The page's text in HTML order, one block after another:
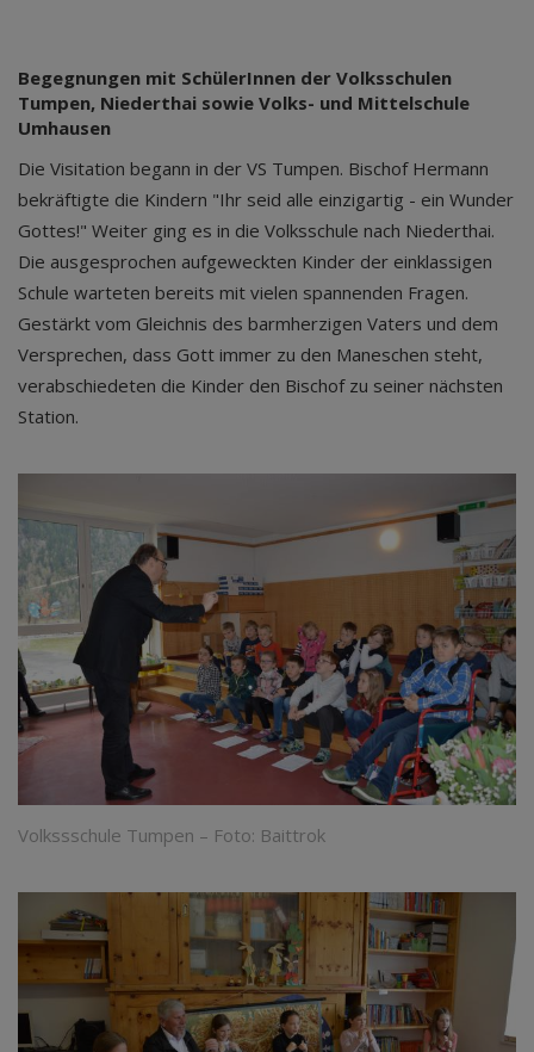
Begegnungen mit SchülerInnen der Volksschulen
Tumpen, Niederthai sowie Volks- und Mittelschule
Umhausen
Die Visitation begann in der VS Tumpen. Bischof Hermann
bekräftigte die Kindern "Ihr seid alle einzigartig - ein Wunder
Gottes!" Weiter ging es in die Volksschule nach Niederthai.
Die ausgesprochen aufgeweckten Kinder der einklassigen
Schule warteten bereits mit vielen spannenden Fragen.
Gestärkt vom Gleichnis des barmherzigen Vaters und dem
Versprechen, dass Gott immer zu den Maneschen steht,
verabschiedeten die Kinder den Bischof zu seiner nächsten
Station.
Volkssschule Tumpen – Foto: Baittrok